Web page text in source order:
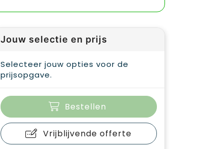
Jouw selectie en prijs
Selecteer jouw opties voor de
prijsopgave.
Bestellen
Vrijblijvende offerte